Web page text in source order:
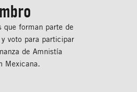
que forman parte de
voto para participar
de Amnistía
Mexicana.